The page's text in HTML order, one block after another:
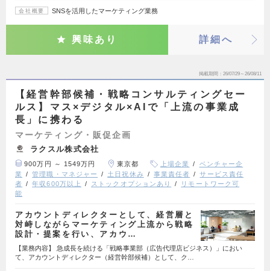
会社概要 SNSを活用したマーケティング業務
興味あり 詳細へ
掲載期間 26/07/29～26/08/11
【経営幹部候補・戦略コンサルティングセー
ルス】マス×デジタル×AIで「上流の事業成
長」に携わる
マーケティング・販促企画
ラクスル株式会社
900万円 ～ 1549万円 東京都 上場企業
ベンチャー企
業
管理職・マネジャー 土日祝休み 事業責任者
サービス責任
者
年収600万以上 ストックオプションあり
リモートワーク可
能
アカウントディレクターとして、経営層と
対峙しながらマーケティング上流から戦略
設計・提案を行い、アカウ…
【業務内容】 急成長を続ける「戦略事業部（広告代理店ビジネス）」におい
て、アカウントディレクター（経営幹部候補）として、ク…